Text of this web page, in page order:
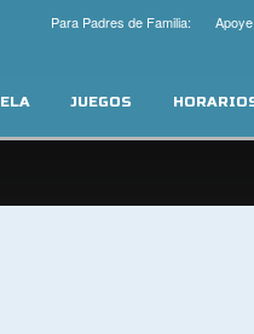
Para Padres de Familia:
JUEGOS